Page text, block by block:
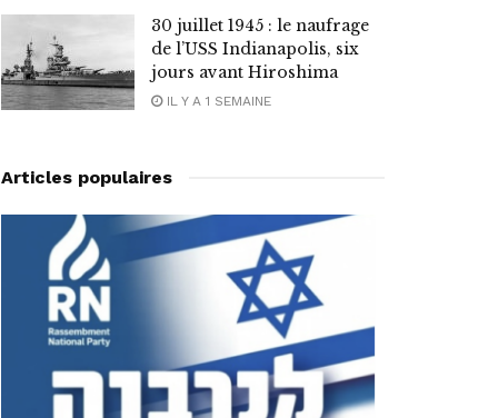
30 juillet 1945 : le naufrage
de l’USS Indianapolis, six
jours avant Hiroshima
IL Y A 1 SEMAINE
Articles populaires